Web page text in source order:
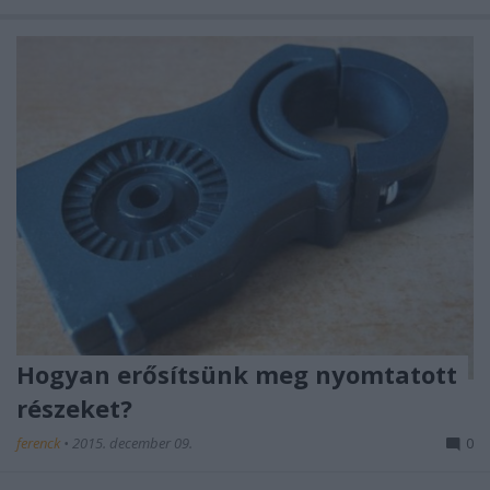
Hogyan erősítsünk meg nyomtatott
részeket?
ferenck • 2015. december 09. 0